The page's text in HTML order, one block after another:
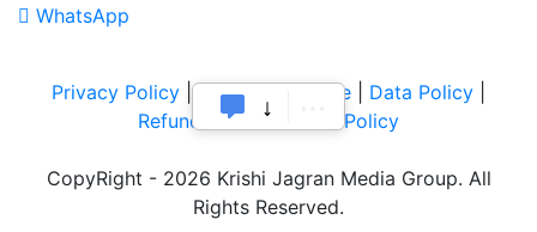
WhatsApp
Privacy Policy |Terms of Service Data Policy
Refund & Cancellation Policy
CopyRight - 2026 Krishi Jagran Media Group. All
Rights Reserved.